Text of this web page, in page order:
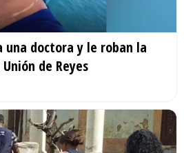
una doctora y le roban la
de Reyes